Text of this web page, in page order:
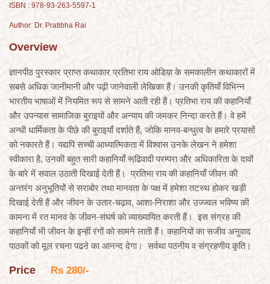
ISBN : 978-93-263-5597-1
Author: Dr. Pratibha Rai
Overview
ज्ञानपीठ पुरस्कार प्राप्त कथाकार प्रतिभा राय ओडिय़ा के समकालीन कथाकारों में
सबसे अधिक जानीमानी और पढ़ी जानेवाली लेखिका हैं। उनकी कृतियाँ विभिन्न
भारतीय भाषाओं में नियमित रूप से सामने आती रही हैं। प्रतिभा राय की कहानियाँ
और उपन्यास सामाजिक बुराइयों और अन्याय की जमकर निन्दा करते हैं। वे हमें
अन्धी धार्मिकता के पीछे की बुराइयाँ दर्शाते हैं, जोकि मानव-बन्धुत्व के हमारे प्रयासों
को नकारते हैं। यद्यपि सच्ची आध्यात्मिकता में विश्वास उनके लेखन ने हमेशा
स्वीकारा है, उनकी बहुत सारी कहानियाँ रूढि़वादी परम्परा और अधिकारिता के दावों
के बारे में सवाल उठाती दिखाई देती हैं। प्रतिभा राय की कहानियाँ जीवन की
अन्तरंग अनुभूतियों से सराबोर तथा मानवता के पक्ष में हमेशा तटस्थ होकर खड़ी
दिखाई देती हैं और जीवन के उतार-चढ़ाव, आशा-निराशा और उज्ज्वल भविष्य की
कामना में रत मानव के जीवन-संघर्ष को व्याख्यायित करती हैं। इस संग्रह की
कहानियाँ भी जीवन के इन्हीं रंगों को सामने लाती हैं। कहानियों का सजीव अनुवाद
पाठकों को मूल रचना पढऩे का आनन्द देगा। सर्वथा पठनीय व संग्रहणीय कृति।
Price Rs 280/-